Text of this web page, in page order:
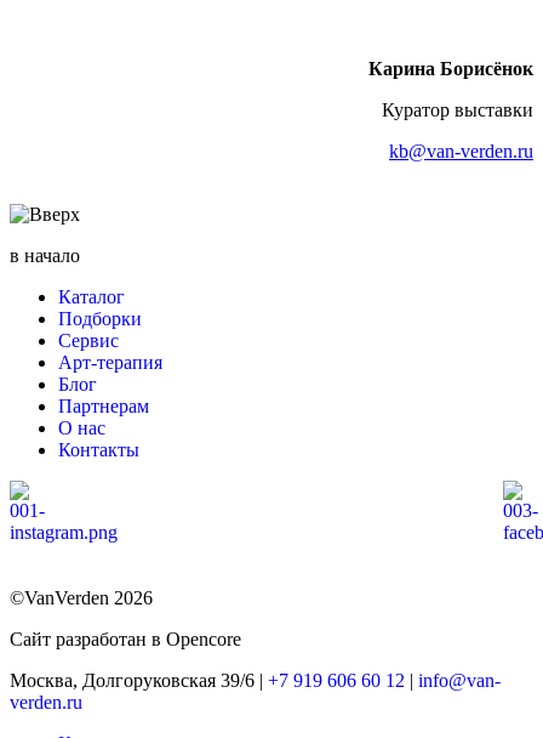
Карина Борисёнок
Куратор выставки
kb@van-verden.ru
в начало
Каталог
Подборки
Сервис
Арт-терапия
Блог
Партнерам
О нас
Контакты
©VanVerden 2026
Сайт разработан в Opencore
Москва, Долгоруковская 39/6 | +7 919 606 60 12 | info@van-
verden.ru